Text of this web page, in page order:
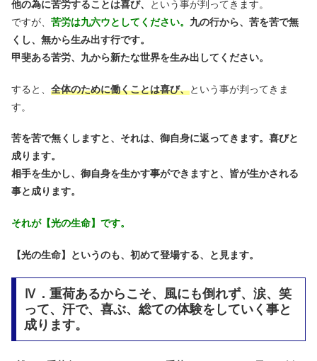
他の為に苦労することは喜び、
という事が判ってきます。
ですが、 苦労は九六ウとしてください。 九の行から、苦を苦で無
くし、無から生み出す行です。
甲斐ある苦労、九から新たな世界を生み出してください。
すると、 全体のために働くことは喜び、という事が判ってきま
す。
苦を苦で無くしますと、それは、御自身に返ってきます。喜びと
成ります。
相手を生かし、御自身を生かす事ができますと、皆が生かされる
事と成ります。
それが【光の生命】です。
【光の生命】というのも、初めて登場する、と見ます。
Ⅳ．重荷あるからこそ、風にも倒れず、涙、笑
って、汗で、喜ぶ、総ての体験をしていく事と
成ります。